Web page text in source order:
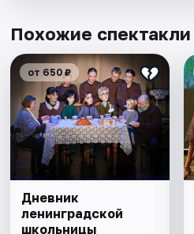
Похожие спектакли
от 650 ₽
Дневник
ленинградской
школьницы